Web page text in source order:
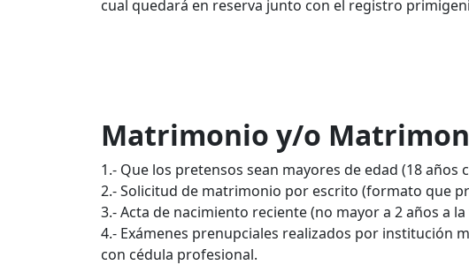
cual quedará en reserva junto con el registro
Matrimonio y/o
1.- Que los pretensos sean mayores de edad (18 años
2.- Solicitud de matrimonio por escrito (formato que
3.- Acta de nacimiento reciente (no mayor a 2 años a
4.- Exámenes prenupciales realizados por institución
con cédula profesional.